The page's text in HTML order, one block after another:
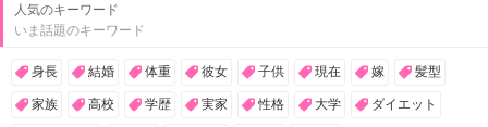
人気のキーワード
いま話題のキーワード
身長 結婚 体重 彼女 子供 現在 嫁 髪型
家族 高校 学歴 実家 性格 大学 ダイエット